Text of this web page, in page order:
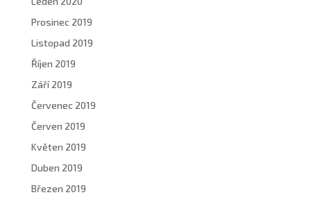
Prosinec 2019
Listopad 2019
Říjen 2019
Září 2019
Červenec 2019
Červen 2019
Květen 2019
Duben 2019
Březen 2019